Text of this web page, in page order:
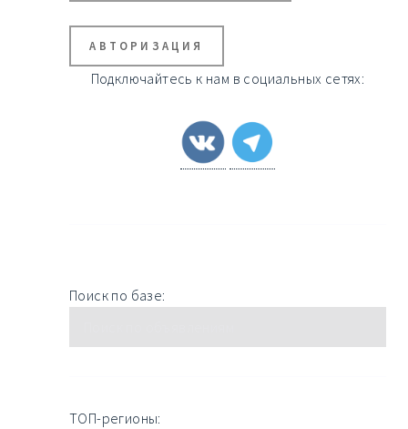
АВТОРИЗАЦИЯ
Подключайтесь к нам в социальных сетях:
Поиск по базе:
ТОП-регионы: